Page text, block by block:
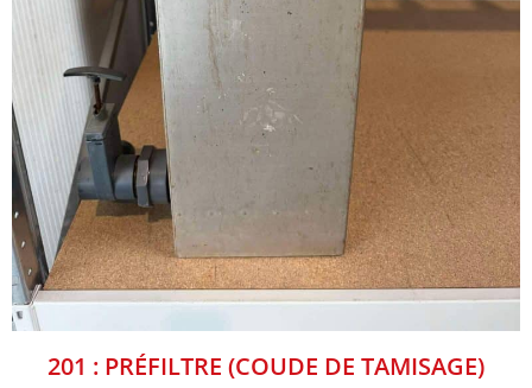
201 : PRÉFILTRE (COUDE DE TAMISAGE)